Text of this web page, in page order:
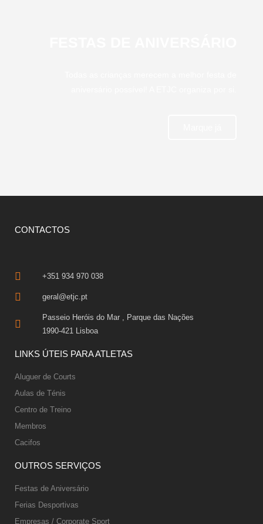
CONTACTOS
+351 934 970 038
geral@etjc.pt
Passeio Heróis do Mar , Parque das Nações
1990-421 Lisboa
LINKS ÚTEIS PARA ATLETAS
Aluguer de Courts
Aulas de Ténis
Centro de Treino
Membros
Cacifos
OUTROS SERVIÇOS
Festas de Aniversário
Ferias Desportivas
Empresas / Corporate Sport